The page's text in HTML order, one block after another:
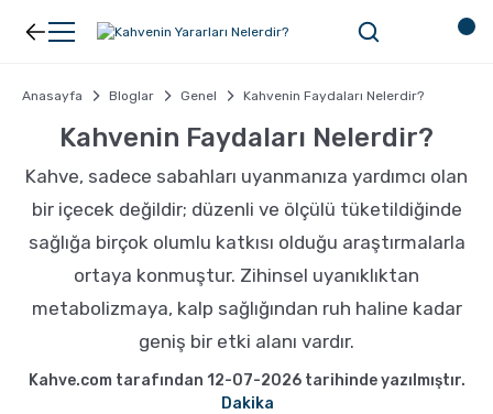
Geri Dön
Kahve
Filtre Kahve
Espresso
Organik Kahve
Türk Kahvesi
Geri Dön
Ekipman
Filtreler
V60
Pour Over
Dripper
Anasayfa Bloglar Genel Kahvenin Faydaları Nelerdir?
Kahvenin Faydaları Nelerdir?
Kahve, sadece sabahları uyanmanıza yardımcı olan
bir içecek değildir; düzenli ve ölçülü tüketildiğinde
sağlığa birçok olumlu katkısı olduğu araştırmalarla
ortaya konmuştur. Zihinsel uyanıklıktan
metabolizmaya, kalp sağlığından ruh haline kadar
geniş bir etki alanı vardır.
Kahve.com tarafından 12-07-2026 tarihinde yazılmıştır.
Dakika